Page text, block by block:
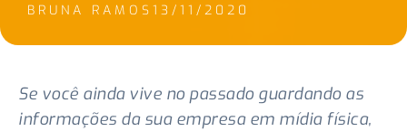
BRUNA RAMOS 13/11/2020
Se você ainda vive no passado guardando as
informações da sua empresa em mídia física,